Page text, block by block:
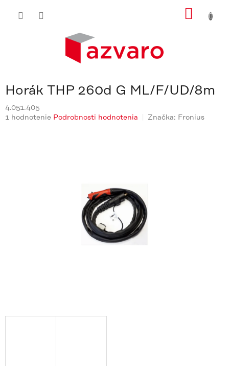
Horák THP 260d G ML/F/UD/8m
4.051.405
Priemerné
1 hodnotenie Podrobnosti hodnotenia Značka: Fronius